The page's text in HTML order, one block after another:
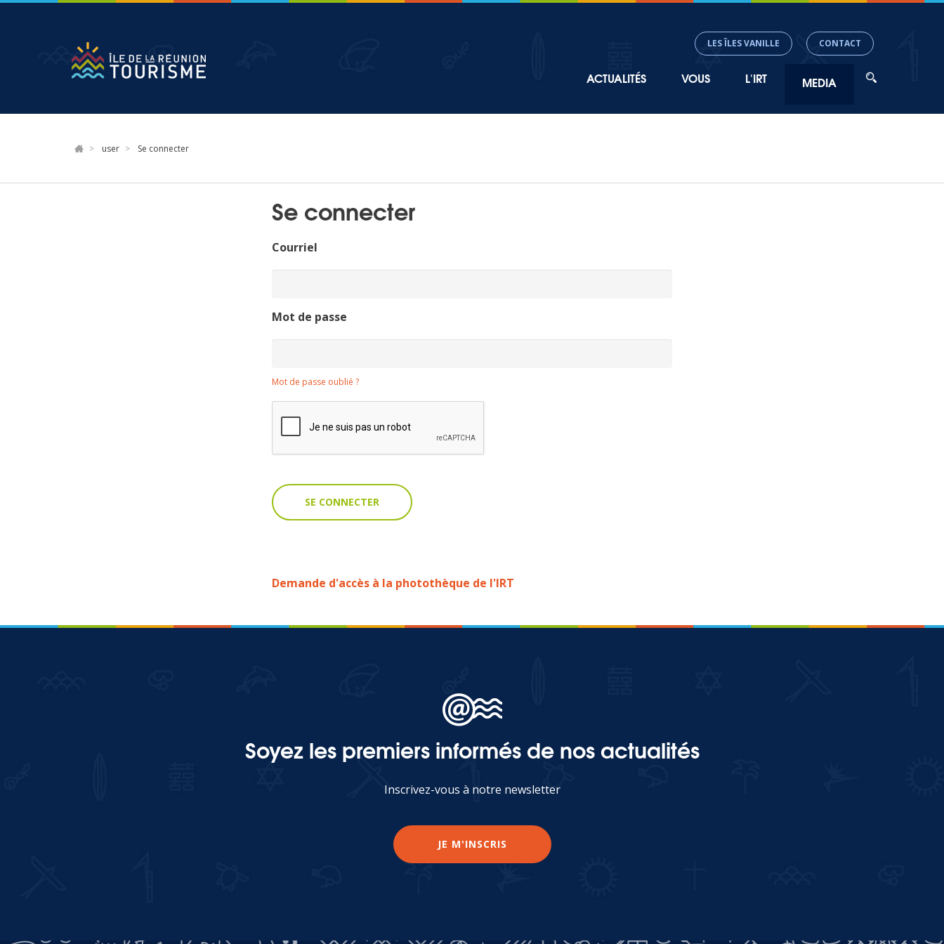
navigation
ACTUALITÉS VOUS L'IRT MEDIA
LES ÎLES VANILLE CONTACT
user Se connecter
Se connecter
Courriel
Mot de passe
Mot de passe oublié ?
Demande d'accès à la photothèque de l'IRT
Soyez les premiers informés de nos actualités
Inscrivez-vous à notre newsletter
JE M'INSCRIS